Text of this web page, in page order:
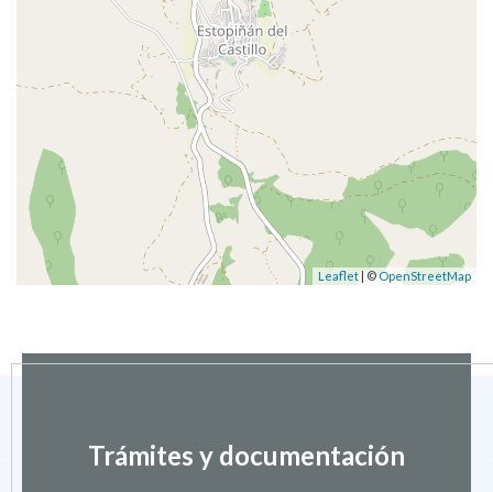
Leaflet | ©OpenStreetMap
Trámites y documentación